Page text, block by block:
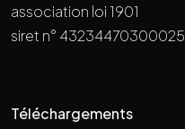
association loi 1901
siret n° 43234470300025
Téléchargements